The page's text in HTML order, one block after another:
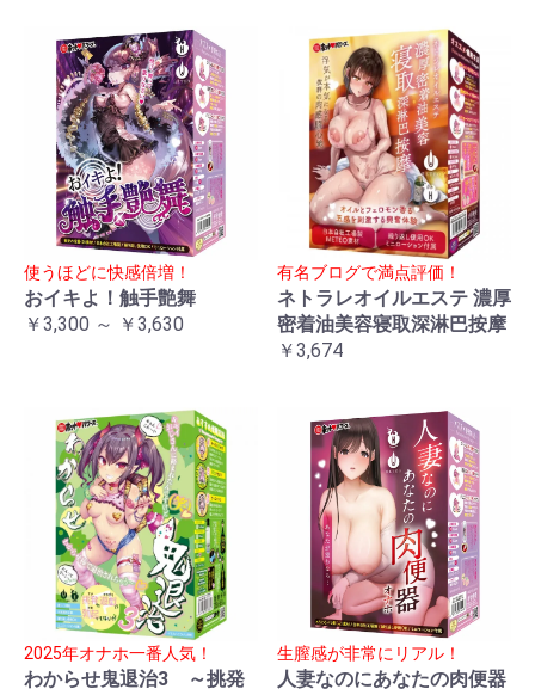
使うほどに快感倍増！
おイキよ！触手艶舞
￥3,300 ～ ￥3,630
有名ブログで満点評価！
ネトラレオイルエステ 濃厚
密着油美容寝取深淋巴按摩
￥3,674
2025年オナホ一番人気！
わからせ鬼退治3 ～挑発
生膣感が非常にリアル！
人妻なのにあなたの肉便器